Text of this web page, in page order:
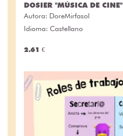
DOSIER "MÚSICA DE CINE"
Autora: DoreMirfasol
Idioma: Castellano
2.61 €